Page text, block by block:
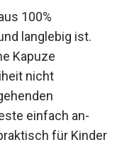
zu
100%
langlebig ist.
Kapuze
nicht